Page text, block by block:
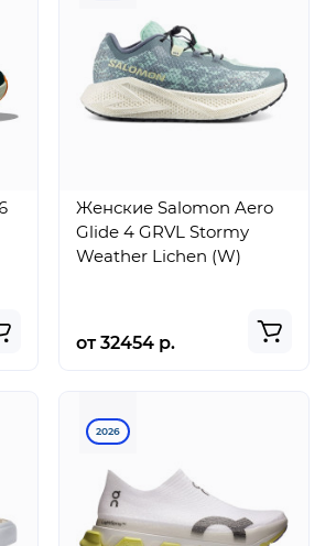
Женские Salomon Aero
Glide 4 GRVL Stormy
Weather Lichen (W)
от 32454 р.
2026